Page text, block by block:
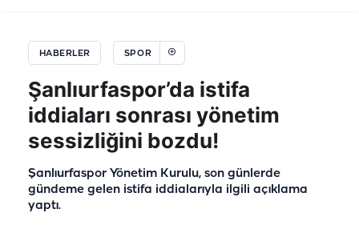
HABERLER SPOR
Şanlıurfaspor’da istifa
iddiaları sonrası yönetim
sessizliğini bozdu!
Şanlıurfaspor Yönetim Kurulu, son günlerde
gündeme gelen istifa iddialarıyla ilgili açıklama
yaptı.